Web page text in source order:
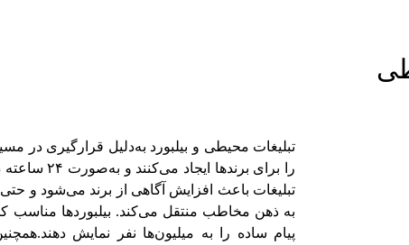
تبلیغات محیطی و بیلبورد به‌دلیل قرارگیری در
را برای
تبلیغات باعث افزایش آگاهی از برند می‌شود و حتی
به ذهن مخاطب منتقل می‌کند. بیلبوردها مناسب
پیام ساده را به میلیون‌ها نفر نمایش